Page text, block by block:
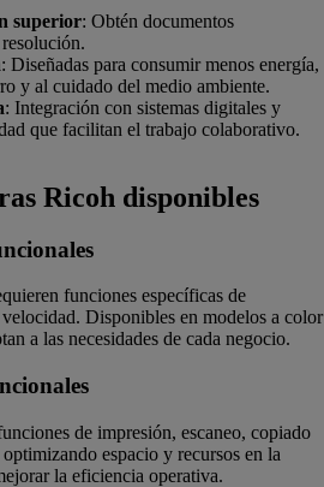
superior: Obtén documentos
: Diseñadas para consumir menos energía,
y al cuidado del medio ambiente.
: Integración con sistemas digitales y
que facilitan el trabajo colaborativo.
Ricoh disponibles
funciones específicas de
Disponibles en modelos a color
a las necesidades de cada negocio.
de impresión, escaneo, copiado
espacio y recursos en la
la eficiencia operativa.